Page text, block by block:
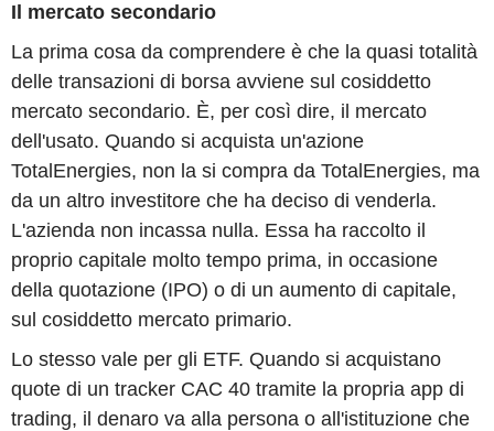
Il mercato secondario
La prima cosa da comprendere è che la quasi totalità
delle transazioni di borsa avviene sul cosiddetto
mercato secondario. È, per così dire, il mercato
dell'usato. Quando si acquista un'azione
TotalEnergies, non la si compra da TotalEnergies, ma
da un altro investitore che ha deciso di venderla.
L'azienda non incassa nulla. Essa ha raccolto il
proprio capitale molto tempo prima, in occasione
della quotazione (IPO) o di un aumento di capitale,
sul cosiddetto mercato primario.
Lo stesso vale per gli ETF. Quando si acquistano
quote di un tracker CAC 40 tramite la propria app di
trading, il denaro va alla persona o all'istituzione che